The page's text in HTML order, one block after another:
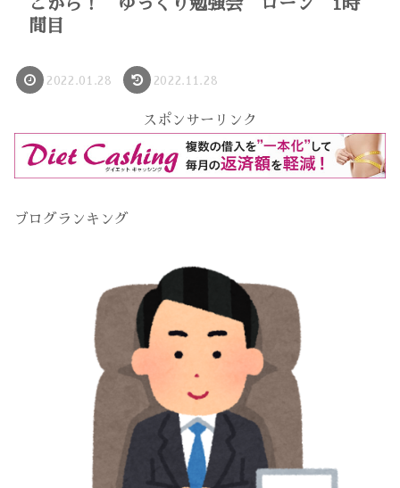
こから！ ゆっくり勉強会 ローン 1時
間目
2022.01.28 2022.11.28
スポンサーリンク
ブログランキング